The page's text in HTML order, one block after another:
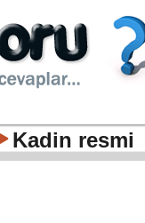
Kadin resmi